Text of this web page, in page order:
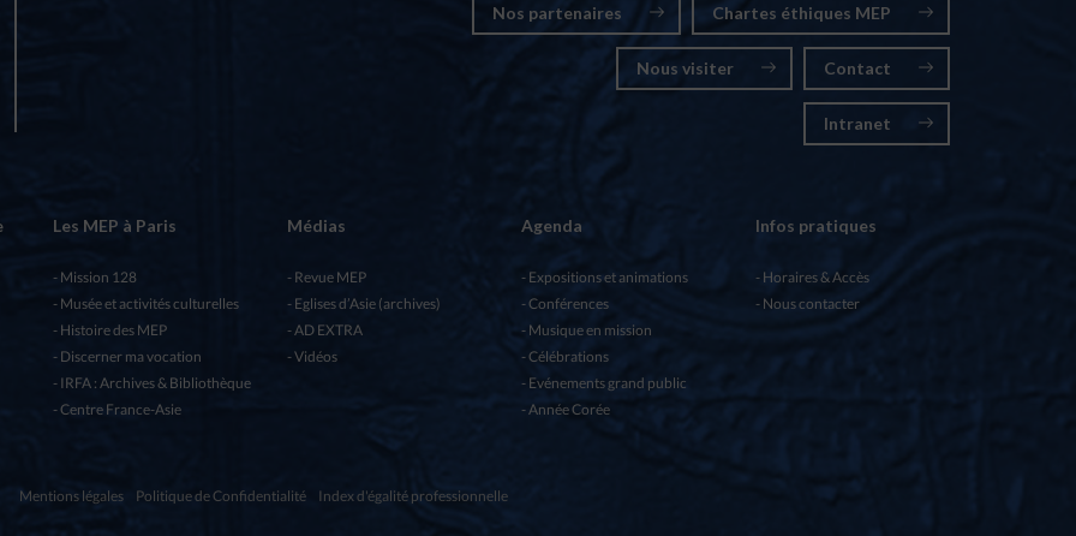
Nos partenaires Chartes éthiques MEP
Nous visiter Contact
Intranet
Les MEP à Paris
Mission 128
Musée et activités culturelles
Histoire des MEP
Discerner ma vocation
IRFA : Archives & Bibliothèque
Centre France-Asie
Médias
Revue MEP
Eglises d’Asie (archives)
AD EXTRA
Vidéos
Agenda
Expositions et animations
Conférences
Musique en mission
Célébrations
Evénements grand public
Année Corée
Infos pratiques
Horaires & Accès
Nous contacter
Mentions légales Politique de Confidentialité Index d'égalité professionnelle